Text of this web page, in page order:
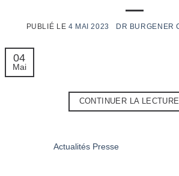
4 MAI 2023
04
Mai
CONTINUER LA LECTURE